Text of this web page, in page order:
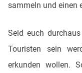
sammeln und einen
Seid euch
Touristen sein
erkunden wollen.